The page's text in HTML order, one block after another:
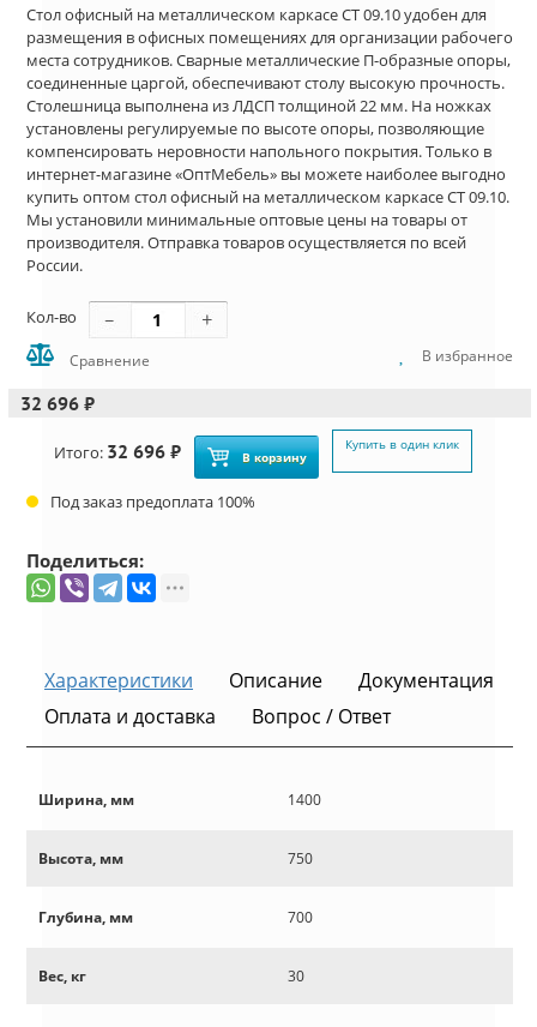
Стол офисный на металлическом каркасе СТ 09.10 удобен для
размещения в офисных помещениях для организации рабочего
места сотрудников. Сварные металлические П-образные опоры,
соединенные царгой, обеспечивают столу высокую прочность.
Столешница выполнена из ЛДСП толщиной 22 мм. На ножках
установлены регулируемые по высоте опоры, позволяющие
компенсировать неровности напольного покрытия. Только в
интернет-магазине «ОптМебель» вы можете наиболее выгодно
купить оптом стол офисный на металлическом каркасе СТ 09.10.
Мы установили минимальные оптовые цены на товары от
производителя. Отправка товаров осуществляется по всей
России.
Кол-во
Сравнение В избранное
32 696 ₽
Итого: 32 696 ₽ В корзину
Купить в один клик
Под заказ предоплата 100%
Поделиться:
Характеристики Описание
Документация
Оплата и доставка
Вопрос / Ответ
Ширина, мм 1400
Высота, мм 750
Глубина, мм 700
Вес, кг 30